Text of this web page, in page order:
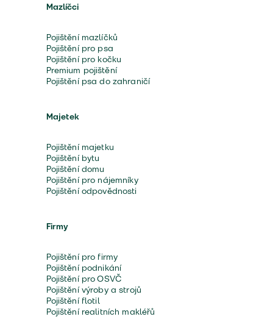
Mazlíčci
Pojištění mazlíčků
Pojištění pro psa
Pojištění pro kočku
Premium pojištění
Pojištění psa do zahraničí
Majetek
Pojištění majetku
Pojištění bytu
Pojištění domu
Pojištění pro nájemníky
Pojištění odpovědnosti
Firmy
Pojištění pro firmy
Pojištění podnikání
Pojištění pro OSVČ
Pojištění výroby a strojů
Pojištění flotil
Pojištění realitních makléřů